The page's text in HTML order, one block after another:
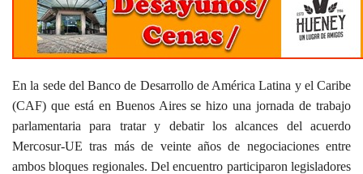
En la sede del Banco de Desarrollo de América Latina y el Caribe
(CAF) que está en Buenos Aires se hizo una jornada de trabajo
parlamentaria para tratar y debatir los alcances del acuerdo
Mercosur-UE tras más de veinte años de negociaciones entre
ambos bloques regionales. Del encuentro participaron legisladores